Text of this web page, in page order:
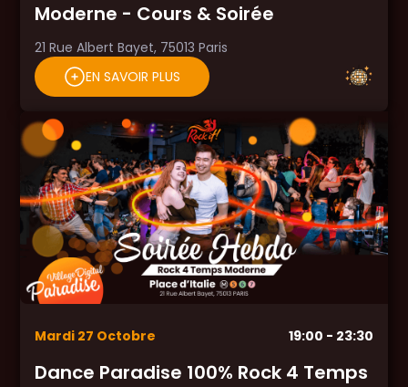
Moderne - Cours & Soirée
21 Rue Albert Bayet, 75013 Paris
EN SAVOIR PLUS
Mardi 27 Octobre 19:00 - 23:30
Dance Paradise 100% Rock 4 Temps